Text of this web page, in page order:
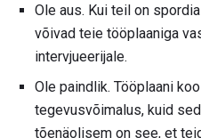
Ole aus. Kui teil on
võivad teie tööplaaniga
intervjueerijale.
Ole paindlik. Tööplaani
tegevusvõimalus, kuid
tõenäolisem on see, et